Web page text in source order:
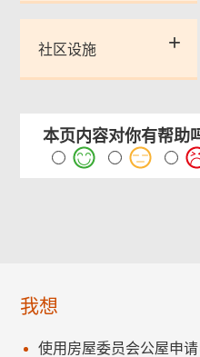
社区设施
本页内容对你有帮助
我想
使用房屋委员会公屋申